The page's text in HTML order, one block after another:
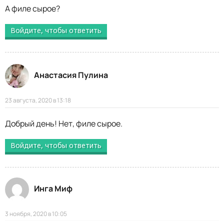
А филе сырое?
Войдите, чтобы ответить
Анастасия Пулина
23 августа, 2020 в 13:18
Добрый день! Нет, филе сырое.
Войдите, чтобы ответить
Инга Миф
3 ноября, 2020 в 10:05